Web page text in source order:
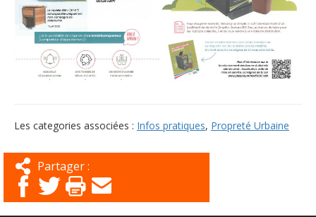
Les categories associées : Infos pratiques, Propreté Urbaine
Partager :